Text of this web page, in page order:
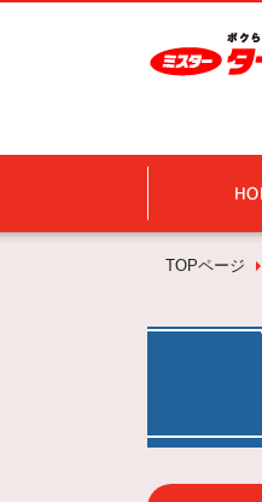
TOPページ